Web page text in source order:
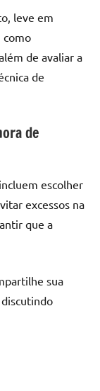
leve em
como
de avaliar a
de
de
escolher
excessos na
que a
sua